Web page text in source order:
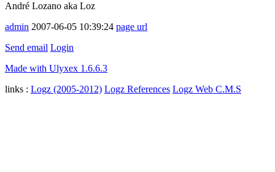
André Lozano aka Loz
admin 2007-06-05 10:39:24 page url
Send email Login
Made with Ulyxex 1.6.6.3
links : Logz (2005-2012) Logz References Logz Web C.M.S